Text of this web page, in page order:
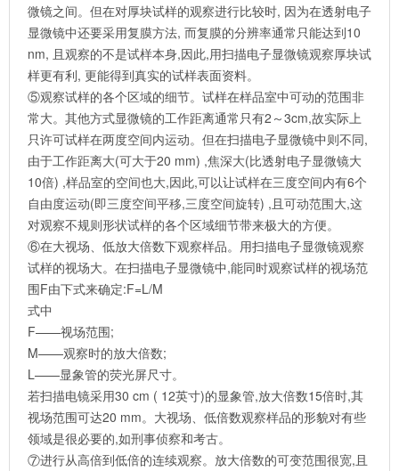
微镜之间。但在对厚块试样的观察进行比较时, 因为在透射电子
显微镜中还要采用复膜方法, 而复膜的分辨率通常只能达到10
nm, 且观察的不是试样本身,因此,用扫描电子显微镜观察厚块试
样更有利, 更能得到真实的试样表面资料。
⑤观察试样的各个区域的细节。试样在样品室中可动的范围非
常大。其他方式显微镜的工作距离通常只有2～3cm,故实际上
只许可试样在两度空间内运动。但在扫描电子显微镜中则不同,
由于工作距离大(可大于20 mm) ,焦深大(比透射电子显微镜大
10倍) ,样品室的空间也大,因此,可以让试样在三度空间内有6个
自由度运动(即三度空间平移,三度空间旋转) ,且可动范围大,这
对观察不规则形状试样的各个区域细节带来极大的方便。
⑥在大视场、低放大倍数下观察样品。用扫描电子显微镜观察
试样的视场大。在扫描电子显微镜中,能同时观察试样的视场范
围F由下式来确定:F=L/M
式中
F——视场范围;
M——观察时的放大倍数;
L——显象管的荧光屏尺寸。
若扫描电镜采用30 cm ( 12英寸)的显象管,放大倍数15倍时,其
视场范围可达20 mm。大视场、低倍数观察样品的形貌对有些
领域是很必要的,如刑事侦察和考古。
⑦进行从高倍到低倍的连续观察。放大倍数的可变范围很宽,且